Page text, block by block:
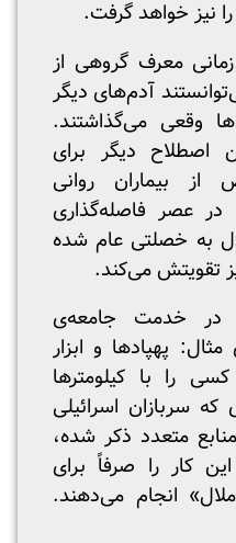
نیز خواهد گرفت.
زمانی معرف گروهی از
آدم‌های دیگر
وقعی می‌گذاشتند.
اصطلاح دیگر برای
بیماران روانی
در عصر فاصله‌گذاری
به خصلتی عام شده
تقویتش می‌کند.
در خدمت جامعه‌ی
پهپادها و ابزار
را با کیلومترها
که سربازان اسرائیلی
متعدد ذکر شده،
این کار را صرفاً برای
انجام می‌دهند.